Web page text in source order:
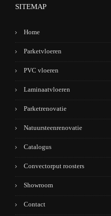
SITEMAP
Home
Parketvloeren
PVC vloeren
Laminaatvloeren
Parketrenovatie
Natuursteenrenovatie
Catalogus
Convectorput roosters
Showroom
Contact